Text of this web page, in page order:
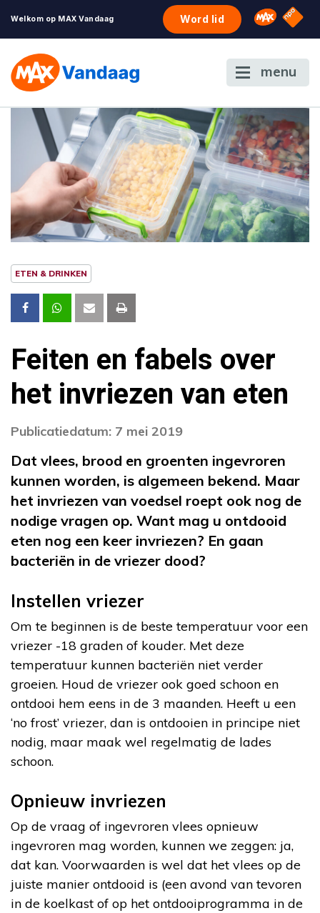
Welkom op MAX Vandaag Word lid Omroep
NPO
menu
ETEN & DRINKEN
Feiten en fabels over
het invriezen van eten
Publicatiedatum: 7 mei 2019
Dat vlees, brood en groenten ingevroren
kunnen worden, is algemeen bekend. Maar
het invriezen van voedsel roept ook nog de
nodige vragen op. Want mag u ontdooid
eten nog een keer invriezen? En gaan
bacteriën in de vriezer dood?
Instellen vriezer
Om te beginnen is de beste temperatuur voor een
vriezer -18 graden of kouder. Met deze
temperatuur kunnen bacteriën niet verder
groeien. Houd de vriezer ook goed schoon en
ontdooi hem eens in de 3 maanden. Heeft u een
‘no frost’ vriezer, dan is ontdooien in principe niet
nodig, maar maak wel regelmatig de lades
schoon.
Opnieuw invriezen
Op de vraag of ingevroren vlees opnieuw
ingevroren mag worden, kunnen we zeggen: ja,
dat kan. Voorwaarden is wel dat het vlees op de
juiste manier ontdooid is (een avond van tevoren
in de koelkast of op het ontdooiprogramma in de